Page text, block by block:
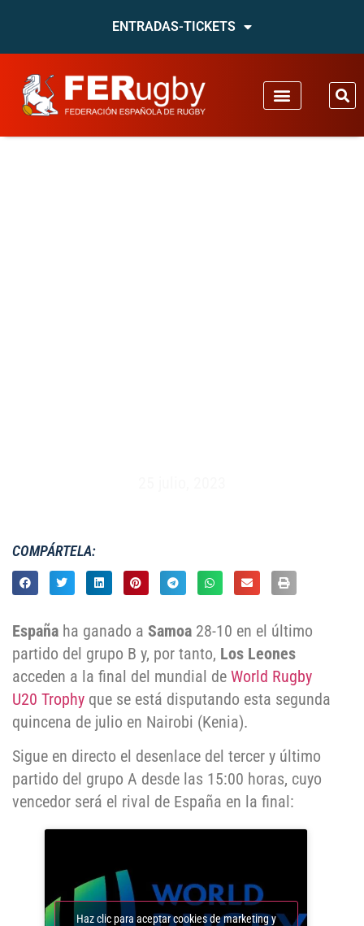
ENTRADAS-TICKETS
COMPÁRTELA:
España ha ganado a Samoa 28-10 en el último
partido del grupo B y, por tanto, Los Leones
acceden a la final del mundial de World Rugby
U20 Trophy que se está disputando esta segunda
quincena de julio en Nairobi (Kenia).
Sigue en directo el desenlace del tercer y último
partido del grupo A desde las 15:00 horas, cuyo
vencedor será el rival de España en la final:
Haz clic para aceptar cookies de marketing y